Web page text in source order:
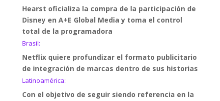
Hearst oficializa la compra de la participación de
Disney en A+E Global Media y toma el control
total de la programadora
Brasil:
Netflix quiere profundizar el formato publicitario
de integración de marcas dentro de sus historias
Latinoamérica:
Con el objetivo de seguir siendo referencia en la